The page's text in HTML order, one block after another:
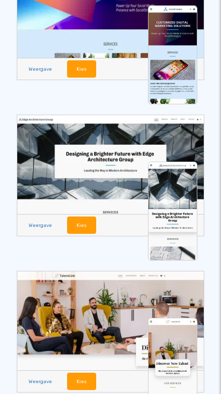
Weergave Kies
Weergave Kies
Weergave Kies